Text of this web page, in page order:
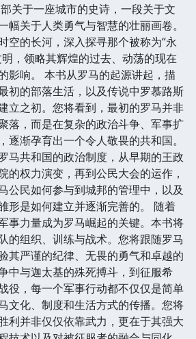
部关于一座城市的史诗，一段关于文
幅关于人类勇气与智慧的壮丽画卷。
空的长河，深入探寻那个被称为“永
，领略其辉煌的过去、动荡的现在
影响。 本书从罗马的起源讲起，描
初的部落生活，以及传说中罗慕路斯
立之初。您将看到，最初的罗马并非
落，而是在复杂的政治斗争、军事扩
逐渐孕育出一个令人敬畏的共和国。
马共和国的政治制度，从早期的王政
的权力演变，再到公民大会的运作，
公民如何参与到城邦的管理中，以及
形是如何建立并逐渐完善的。 随着
事力量成为罗马崛起的关键。本书将
的组织、训练与战术。您将跟随罗马
其严谨的纪律、无畏的勇气和卓越的
中与迦太基的殊死搏斗，到征服希
役，每一个军事行动都不仅仅是简单
文化、制度和生活方式的传播。您将
利并非仅仅依靠武力，更在于其强大